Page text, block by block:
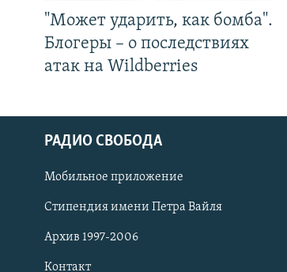
СОЦИАЛЬНЫЕ СЕТИ
"Может ударить, как бомба".
Блогеры – о последствиях
атак на Wildberries
РАДИО СВОБОДА
Мобильное приложение
Стипендия имени Петра Вайля
Архив 1997-2006
Контакт